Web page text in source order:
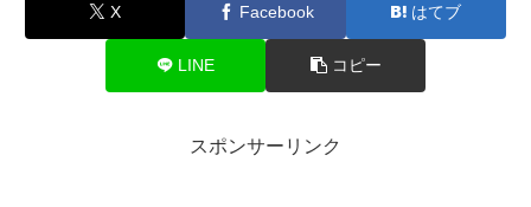
X Facebook はてブ
LINE コピー
スポンサーリンク